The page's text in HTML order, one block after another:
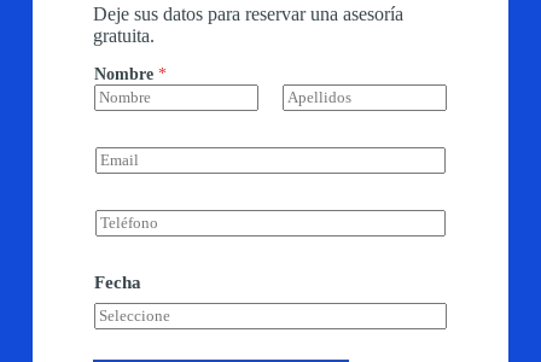
Deje sus datos para reservar una asesoría
gratuita.
Nombre *
E
m
i
l
T
e
é
f
o
Fecha